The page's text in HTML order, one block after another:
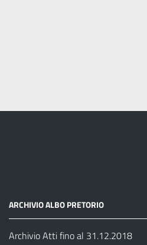
ARCHIVIO ALBO PRETORIO
Archivio Atti fino al 31.12.2018